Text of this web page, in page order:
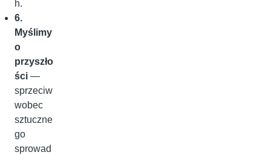
h.
6.
Myślimy
o
przyszło
ści —
sprzeciw
wobec
sztuczne
go
sprowad